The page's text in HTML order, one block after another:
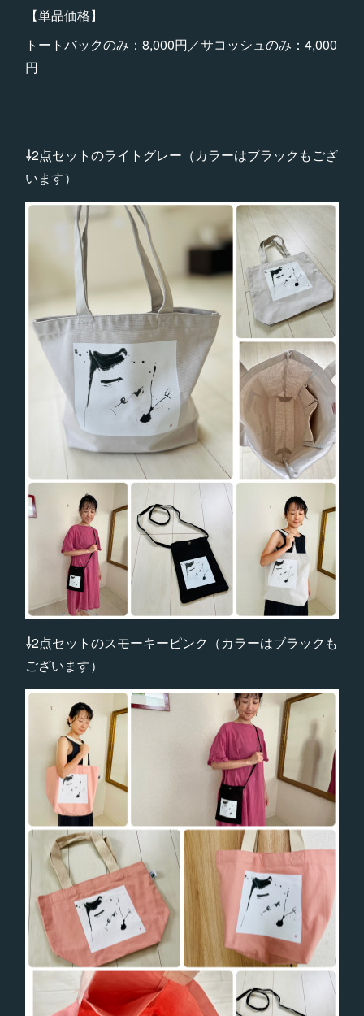
【単品価格】
トートバックのみ：8,000円／サコッシュのみ：4,000
円
⇩2点セットのライトグレー（カラーはブラックもござ
います）
⇩2点セットのスモーキーピンク（カラーはブラックも
ございます）